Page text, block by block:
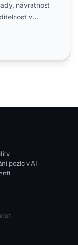
návratnost
v
pozic v AI